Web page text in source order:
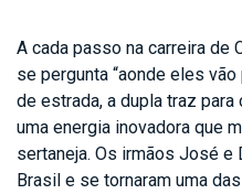
A cada passo na carreira de
se pergunta “aonde eles
de estrada, a dupla traz
uma energia inovadora que
sertaneja. Os irmãos José e
Brasil e se tornaram uma